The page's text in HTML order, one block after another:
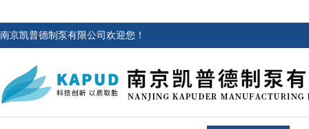
南京凯普德制泵有限公司欢迎您！